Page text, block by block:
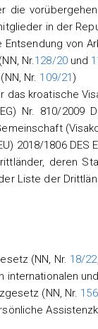
die
in der
Entsendung von
Nr.128/20und
Nr. 109/21)
das kroatische
Nr. 810/2009
2018/1806
deren
Liste der
(NN, Nr. 18/22,
internationalen
(NN, Nr.